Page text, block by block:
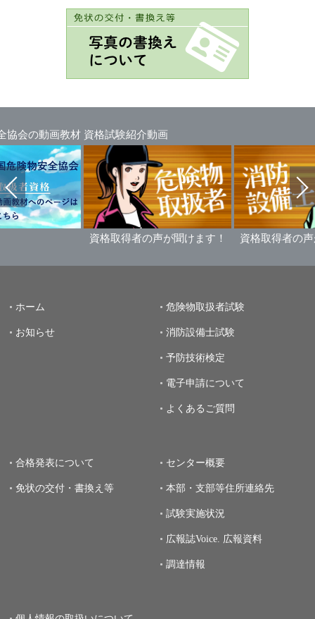
協会の動画教材 資格試験紹介動画
資格取得者の声が聞けます！ 資格取得者の
ホーム
お知らせ
危険物取扱者試験
消防設備士試験
予防技術検定
電子申請について
よくあるご質問
合格発表について
免状の交付・書換え等
センター概要
本部・支部等住所連絡先
試験実施状況
広報誌Voice. 広報資料
調達情報